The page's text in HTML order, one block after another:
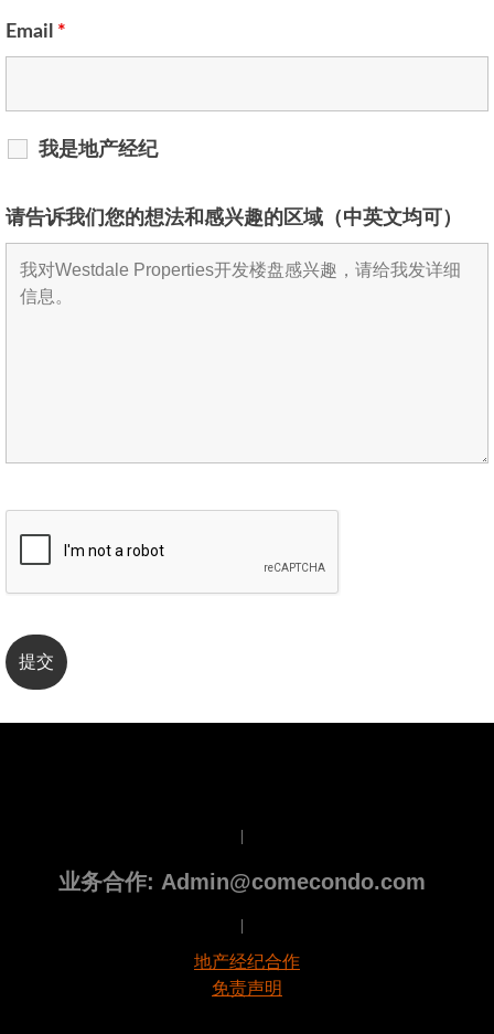
Email *
我是地产经纪
请告诉我们您的想法和感兴趣的区域（中英文均可）
业务合作: Admin@comecondo.com
地产经纪合作
免责声明